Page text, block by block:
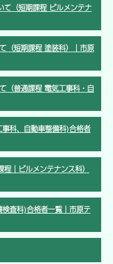
（短期課程 ビルメンテナ
（短期課程 塗装科）｜市原
（普通課程 電気工事科・自
科、自動車整備科)合格者
｜ビルメンテナンス科）
査科)合格者一覧｜市原テ